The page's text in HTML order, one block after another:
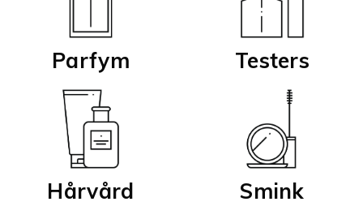
Parfym Testers
Hårvård Smink